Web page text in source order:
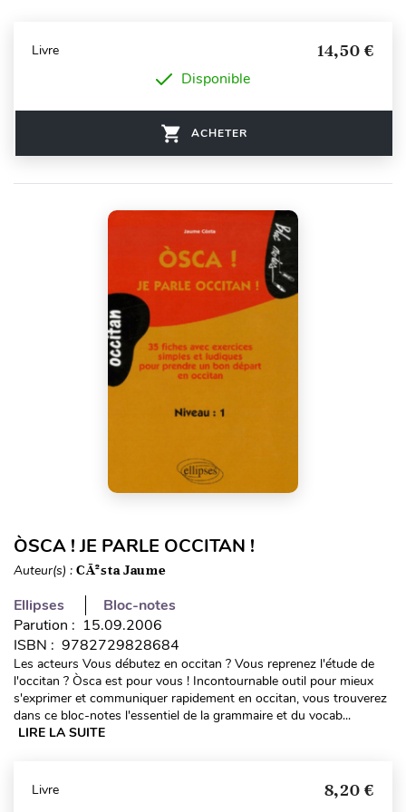
Livre 14,50 €
Disponible
ACHETER
ÒSCA ! JE PARLE OCCITAN !
Auteur(s) : CÃ²sta Jaume
Ellipses
Bloc-notes
Parution : 15.09.2006
ISBN : 9782729828684
Les acteurs Vous débutez en occitan ? Vous reprenez l'étude de
l'occitan ? Òsca est pour vous ! Incontournable outil pour mieux
s'exprimer et communiquer rapidement en occitan, vous trouverez
dans ce bloc-notes l'essentiel de la grammaire et du vocab...
LIRE LA SUITE
Livre 8,20 €